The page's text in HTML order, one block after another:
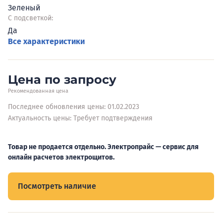
Зеленый
С подсветкой:
Да
Все характеристики
Цена по запросу
Рекомендованная цена
Последнее обновления цены: 01.02.2023
Актуальность цены: Требует подтверждения
Товар не продается отдельно. Электропрайс — сервис для
онлайн расчетов электрощитов.
Посмотреть наличие